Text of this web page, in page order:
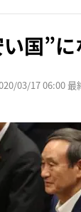
国”
03/17 06:00